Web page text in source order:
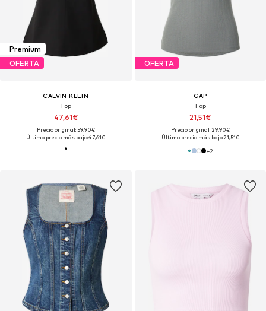
Premium
OFERTA
CALVIN KLEIN
Top
47,61€
Precio original: 59,90€
Último precio más bajo:47,61€
OFERTA
GAP
Top
21,51€
Precio original: 29,90€
Último precio más bajo:21,51€
+2